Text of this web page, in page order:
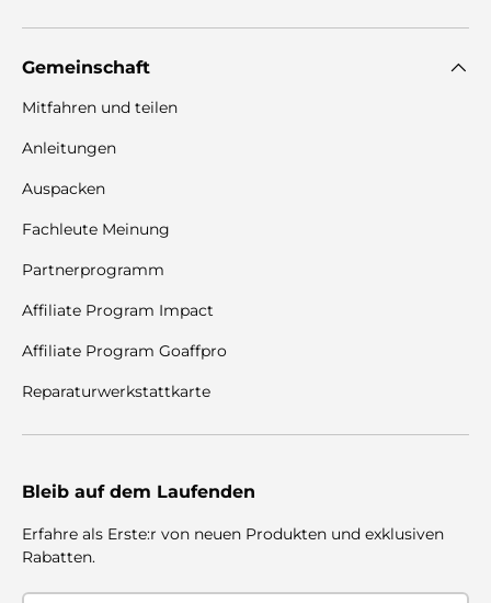
Gemeinschaft
Mitfahren und teilen
Anleitungen
Auspacken
Fachleute Meinung
Partnerprogramm
Affiliate Program Impact
Affiliate Program Goaffpro
Reparaturwerkstattkarte
Bleib auf dem Laufenden
Erfahre als Erste:r von neuen Produkten und exklusiven
Rabatten.